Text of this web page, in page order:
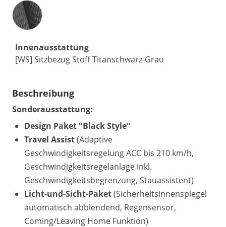
Innenausstattung
Innenausstattung
[WS] Sitzbezug Stoff Titanschwarz-Grau
Beschreibung
Sonderausstattung:
Design Paket "Black Style"
Travel Assist(Adaptive
Geschwindigkeitsregelung ACC bis 210 km/h,
Geschwindigkeitsregelanlage inkl.
Geschwindigkeitsbegrenzung, Stauassistent)
Licht-und-Sicht-Paket(Sicherheitsinnenspiegel
automatisch abblendend, Regensensor,
Coming/Leaving Home Funktion)